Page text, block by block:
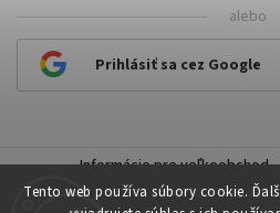
Tento web používa súbory cookie.
alebo
Prihlásiť sa cez Google
Informácie pre veľkoobchod